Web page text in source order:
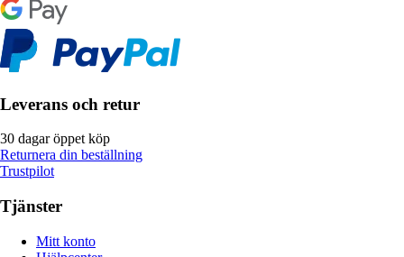
Leverans och retur
30 dagar öppet köp
Returnera din beställning
Trustpilot
Tjänster
Mitt konto